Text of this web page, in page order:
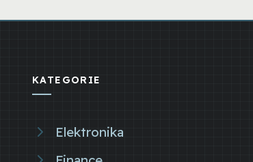
KATEGORIE
Elektronika